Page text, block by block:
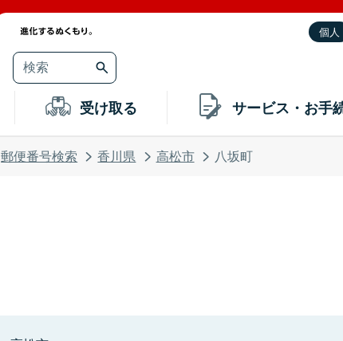
個人
受け取る サービス・お手
郵便番号検索 香川県 高松市 八坂町